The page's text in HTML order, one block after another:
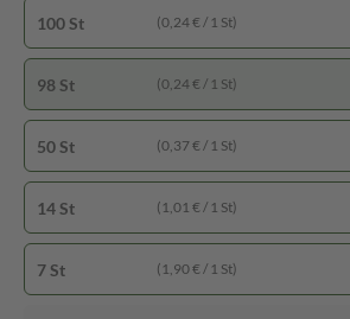
100 St (0,24 € / 1 St)
98 St (0,24 € / 1 St)
50 St (0,37 € / 1 St)
14 St (1,01 € / 1 St)
7 St (1,90 € / 1 St)